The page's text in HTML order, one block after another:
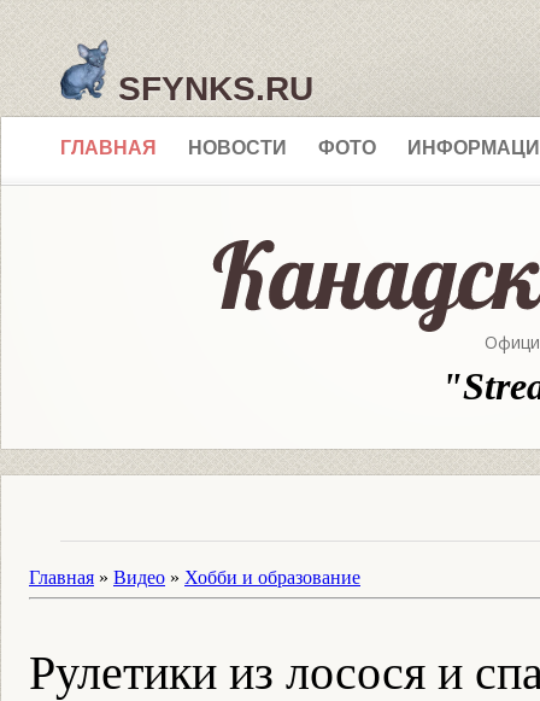
SFYNKS.RU
ГЛАВНАЯ НОВОСТИ ФОТО
Главная » Видео » Хобби и образование
Рулетики из лосося и